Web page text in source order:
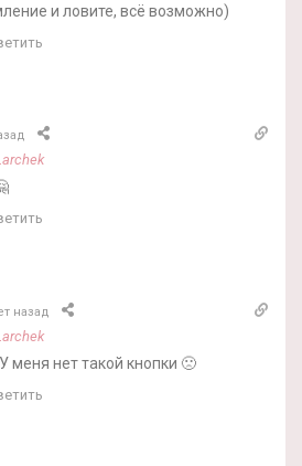
и ловите, всё возможно)
назад
меня нет такой кнопки 🙁